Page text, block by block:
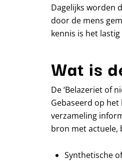
Dagelijks worden
door de mens
kennis is het lastig
Wat is
De ‘Belazeriet of
Gebaseerd op het
verzameling
bron met actuele,
Synthetische